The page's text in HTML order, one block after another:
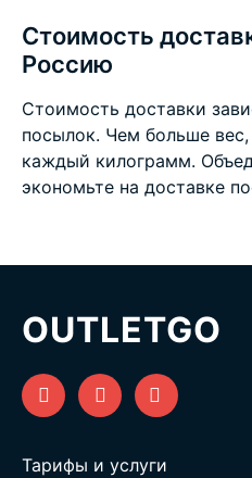
Стоимость
Россию
Стоимость доставки
посылок. Чем больше
каждый килограмм.
экономьте на доставке
OUTLETGO
Тарифы и услуги